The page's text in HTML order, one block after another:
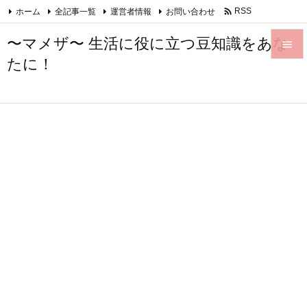
〜マメザ〜 生活に役に立つ豆知識をあな
たに！


ホーム 全記事一覧 運営者情報 お問い合わせ  RSS